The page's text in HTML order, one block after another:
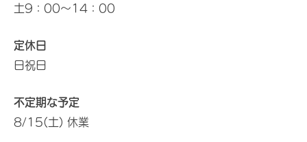
土9：00～14：00
定休日
日祝日
不定期な予定
8/15(土) 休業